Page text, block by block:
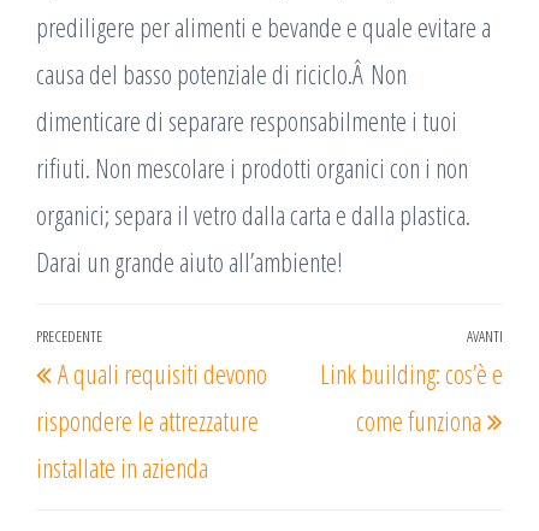
prediligere per alimenti e bevande e quale evitare a
causa del basso potenziale di riciclo.Â Non
dimenticare di separare responsabilmente i tuoi
rifiuti. Non mescolare i prodotti organici con i non
organici; separa il vetro dalla carta e dalla plastica.
Darai un grande aiuto all’ambiente!
Navigazione
articoli
Articolo
precedente
PRECEDENTE
A quali requisiti devono
rispondere le attrezzature
installate in azienda
AVANTI
Link building: cos’è e
come funziona